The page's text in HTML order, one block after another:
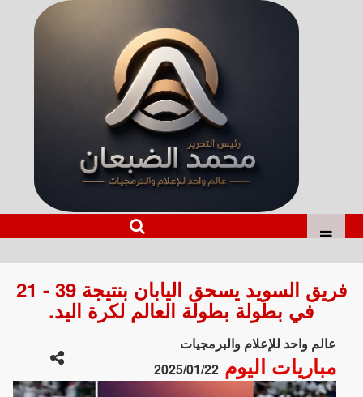
فريق السويد يسحق اليابان بنتيجة 39 - 21
في بطولة بطولة العالم لكرة اليد.
عالم واحد للإعلام والبرمجيات
مباريات اليوم2025/01/22